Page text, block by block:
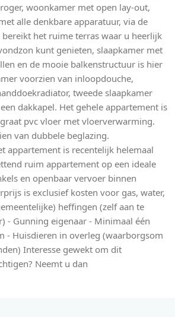
woonkamer met open lay-out,
alle denkbare apparatuur, via de
bereikt het ruime terras waar u heerlijk
kunt genieten, slaapkamer met
en de mooie balkenstructuur is hier
voorzien van inloopdouche,
tweede slaapkamer
dakkapel. Het gehele appartement is
pvc vloer met vloerverwarming.
van dubbele beglazing.
appartement is recentelijk helemaal
ruim appartement op een ideale
en openbaar vervoer binnen
is exclusief kosten voor gas, water,
heffingen (zelf aan te
- Gunning eigenaar - Minimaal één
- Huisdieren in overleg (waarborgsom
Interesse gewekt om dit
Neemt u dan